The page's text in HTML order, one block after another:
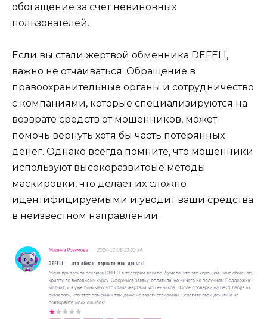
обогащение за счет невиновных
пользователей.
Если вы стали жертвой обменника DEFELI,
важно не отчаиваться. Обращение в
правоохранительные органы и сотрудничество
с компаниями, которые специализируются на
возврате средств от мошенников, может
помочь вернуть хотя бы часть потерянных
денег. Однако всегда помните, что мошенники
используют высокоразвитоые методы
маскировки, что делает их сложно
идентифицируемыми и уводит ваши средства
в неизвестном направлении.